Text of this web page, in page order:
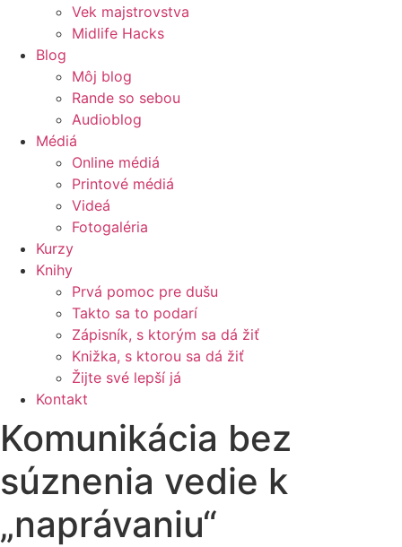
Vek majstrovstva
Midlife Hacks
Blog
Môj blog
Rande so sebou
Audioblog
Médiá
Online médiá
Printové médiá
Videá
Fotogaléria
Kurzy
Knihy
Prvá pomoc pre dušu
Takto sa to podarí
Zápisník, s ktorým sa dá žiť
Knižka, s ktorou sa dá žiť
Žijte své lepší já
Kontakt
Komunikácia bez
súznenia vedie k
„naprávaniu“